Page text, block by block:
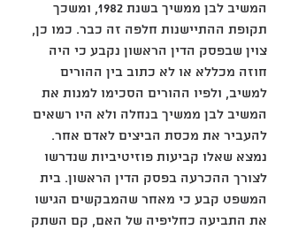
המשיב לבן ממשיך בשנת 1982, ומשכך
תקופת ההתיישנות חלפה זה כבר. כמו כן,
צוין שבפסק הדין הראשון נקבע כי היה
חוזה מכללא או לא כתוב בין ההורים
למשיב, ולפיו ההורים הסכימו למנות את
המשיב לבן ממשיך בנחלה ולא היו רשאים
להעביר את מכסת הביצים לאדם אחר.
נמצא שאלו קביעות פוזיטיביות שנדרשו
לצורך ההכרעה בפסק הדין הראשון. בית
המשפט קבע כי מאחר שהמבקשים הגישו
את התביעה כחליפיה של האם, קם השתק